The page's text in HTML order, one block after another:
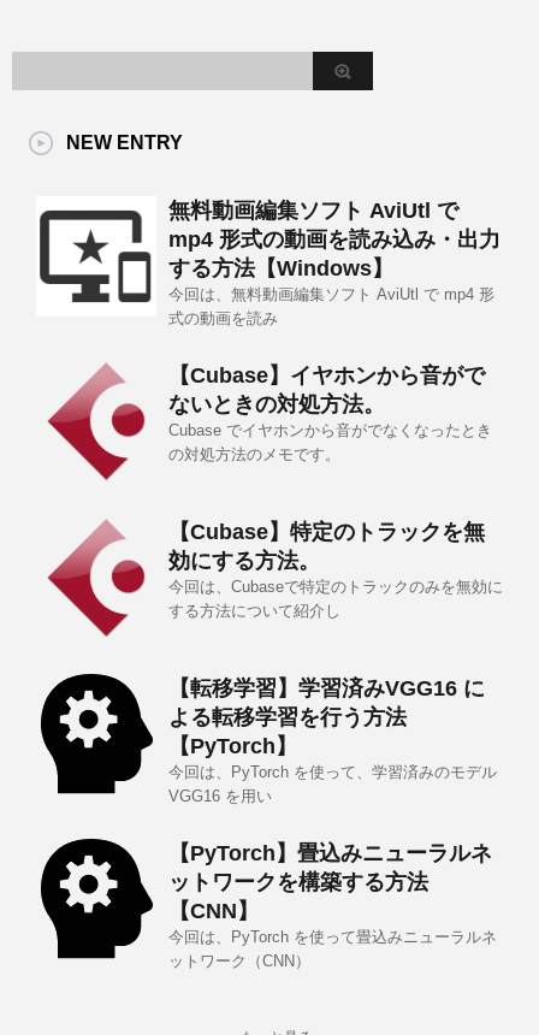
NEW ENTRY
無料動画編集ソフト AviUtl で
mp4 形式の動画を読み込み・出力
する方法【Windows】
今回は、無料動画編集ソフト AviUtl で mp4 形
式の動画を読み
【Cubase】イヤホンから音がで
ないときの対処方法。
Cubase でイヤホンから音がでなくなったとき
の対処方法のメモです。
【Cubase】特定のトラックを無
効にする方法。
今回は、Cubaseで特定のトラックのみを無効に
する方法について紹介し
【転移学習】学習済みVGG16 に
よる転移学習を行う方法
【PyTorch】
今回は、PyTorch を使って、学習済みのモデル
VGG16 を用い
【PyTorch】畳込みニューラルネ
ットワークを構築する方法
【CNN】
今回は、PyTorch を使って畳込みニューラルネ
ットワーク（CNN）